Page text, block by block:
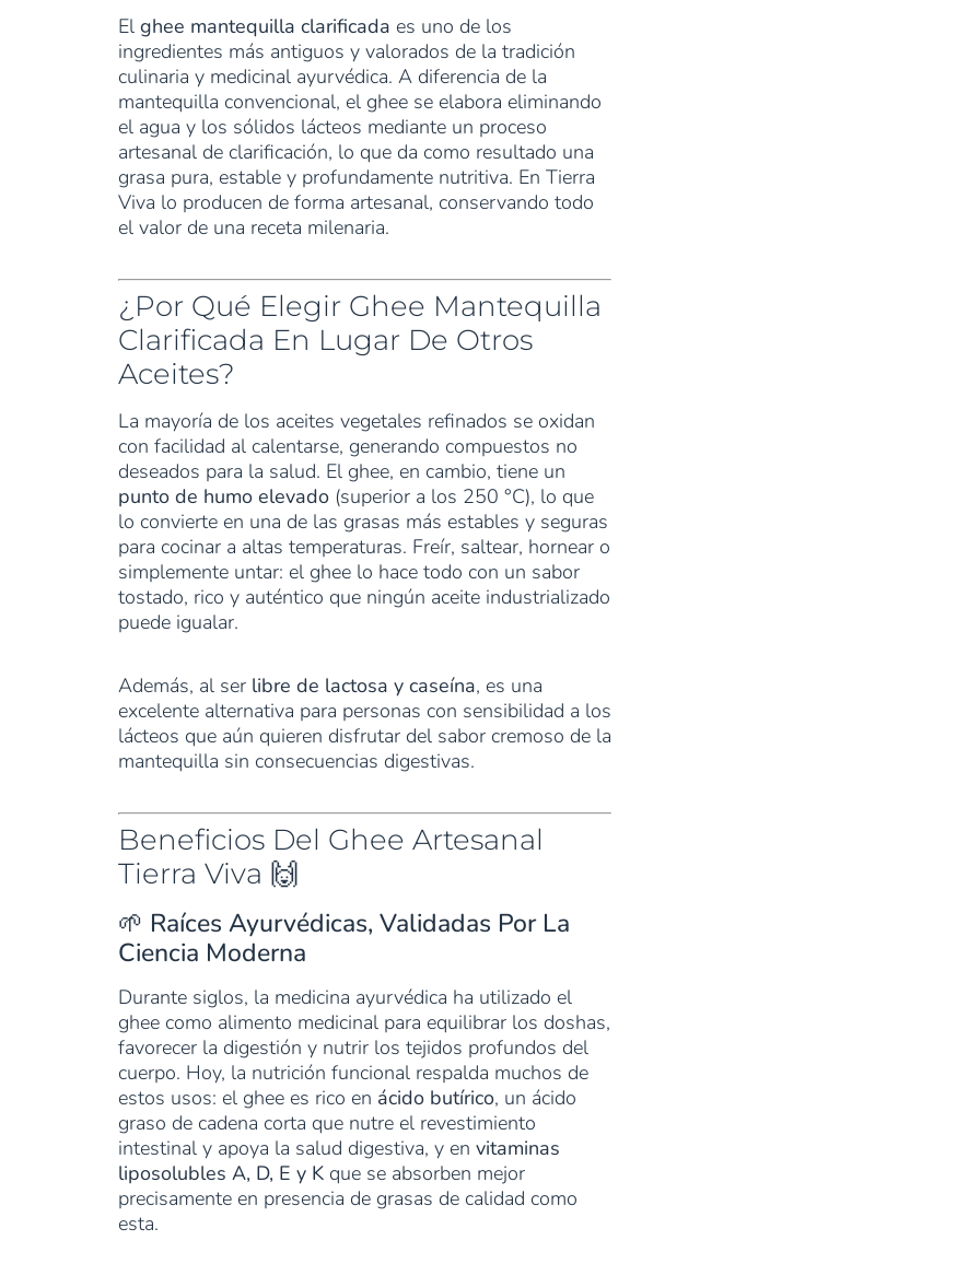
El ghee mantequilla clarificada es uno de los
ingredientes más antiguos y valorados de la tradición
culinaria y medicinal ayurvédica. A diferencia de la
mantequilla convencional, el ghee se elabora eliminando
el agua y los sólidos lácteos mediante un proceso
artesanal de clarificación, lo que da como resultado una
grasa pura, estable y profundamente nutritiva. En Tierra
Viva lo producen de forma artesanal, conservando todo
el valor de una receta milenaria.
¿Por Qué Elegir Ghee Mantequilla
Clarificada En Lugar De Otros
Aceites?
La mayoría de los aceites vegetales refinados se oxidan
con facilidad al calentarse, generando compuestos no
deseados para la salud. El ghee, en cambio, tiene un
punto de humo elevado(superior a los 250 °C), lo que
lo convierte en una de las grasas más estables y seguras
para cocinar a altas temperaturas. Freír, saltear, hornear o
simplemente untar: el ghee lo hace todo con un sabor
tostado, rico y auténtico que ningún aceite industrializado
puede igualar.
Además, al ser libre de lactosa y caseína, es una
excelente alternativa para personas con sensibilidad a los
lácteos que aún quieren disfrutar del sabor cremoso de la
mantequilla sin consecuencias digestivas.
Beneficios Del Ghee Artesanal
Tierra Viva 🙌
🌱 Raíces Ayurvédicas, Validadas Por La
Ciencia Moderna
Durante siglos, la medicina ayurvédica ha utilizado el
ghee como alimento medicinal para equilibrar los doshas,
favorecer la digestión y nutrir los tejidos profundos del
cuerpo. Hoy, la nutrición funcional respalda muchos de
estos usos: el ghee es rico en ácido butírico, un ácido
graso de cadena corta que nutre el revestimiento
intestinal y apoya la salud digestiva, y en vitaminas
liposolubles A, D, E y Kque se absorben mejor
precisamente en presencia de grasas de calidad como
esta.